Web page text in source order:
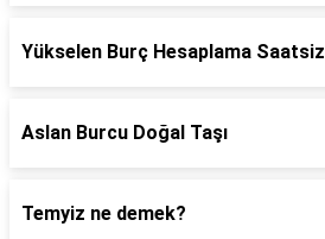
Yükselen Burç Hesaplama Saatsiz
Aslan Burcu Doğal Taşı
Temyiz ne demek?